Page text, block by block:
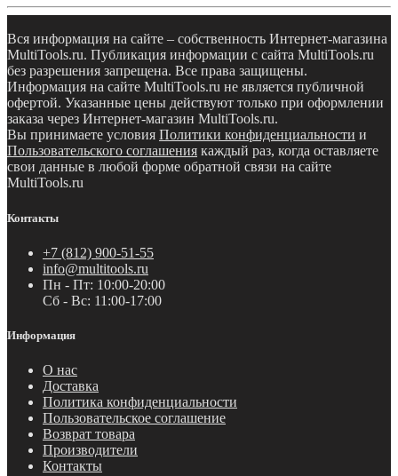
Вся информация на сайте – собственность Интернет-магазина
MultiTools.ru. Публикация информации с сайта MultiTools.ru
без разрешения запрещена. Все права защищены.
Информация на сайте MultiTools.ru не является публичной
офертой. Указанные цены действуют только при оформлении
заказа через Интернет-магазин MultiTools.ru.
Вы принимаете условия Политики конфиденциальности и
Пользовательского соглашения каждый раз, когда оставляете
свои данные в любой форме обратной связи на сайте
MultiTools.ru
Контакты
+7 (812) 900-51-55
info@multitools.ru
Пн - Пт: 10:00-20:00
Сб - Вс: 11:00-17:00
Информация
О нас
Доставка
Политика конфиденциальности
Пользовательское соглашение
Возврат товара
Производители
Контакты